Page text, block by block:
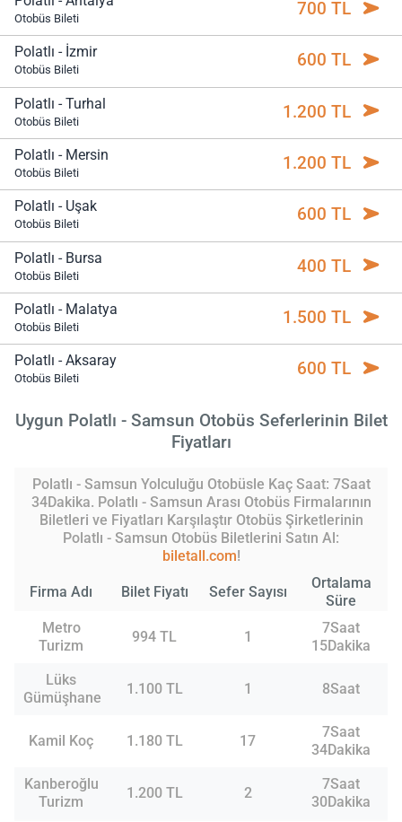
Otobüs Bileti 700 TL
Polatlı - İzmir
Otobüs Bileti 600 TL
Polatlı - Turhal
Otobüs Bileti 1.200 TL
Polatlı - Mersin
Otobüs Bileti 1.200 TL
Polatlı - Uşak
Otobüs Bileti 600 TL
Polatlı - Bursa
Otobüs Bileti 400 TL
Polatlı - Malatya
Otobüs Bileti 1.500 TL
Polatlı - Aksaray
Otobüs Bileti 600 TL
Uygun Polatlı - Samsun Otobüs Seferlerinin Bilet
Fiyatları
Polatlı - Samsun Yolculuğu Otobüsle Kaç Saat: 7Saat
34Dakika. Polatlı - Samsun Arası Otobüs Firmalarının
Biletleri ve Fiyatları Karşılaştır Otobüs Şirketlerinin
Polatlı - Samsun Otobüs Biletlerini Satın Al:
biletall.com!
Firma Adı Bilet Fiyatı Sefer Sayısı
Ortalama
Süre
Metro
Turizm
994 TL 1
7Saat
15Dakika
Lüks
Gümüşhane
1.100 TL 1 8Saat
Kamil Koç 1.180 TL 17
7Saat
34Dakika
Kanberoğlu
Turizm
1.200 TL 2
7Saat
30Dakika